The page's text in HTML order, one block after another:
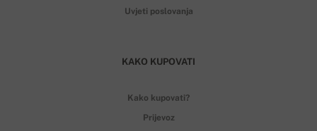
Uvjeti poslovanja
KAKO KUPOVATI
Kako kupovati?
Prijevoz